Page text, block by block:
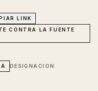
LINK
CONTRA LA FUENTE
DESIGNACION